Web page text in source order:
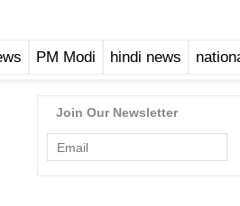
PM Modi hindi news